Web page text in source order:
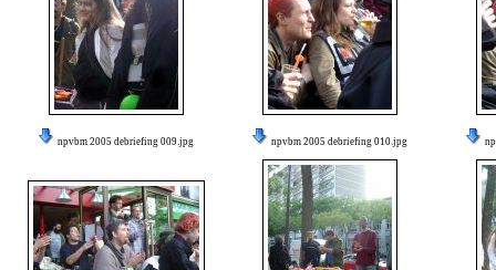
npvbm 2005 debriefing 009.jpg npvbm 2005 debriefing 010.jpg